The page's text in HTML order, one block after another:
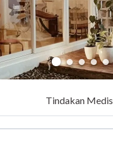
Tindakan Medis